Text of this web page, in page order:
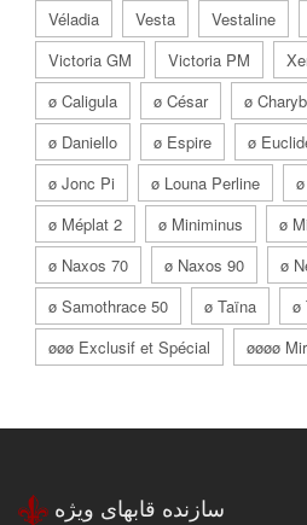
Véladia
Vesta Vestaline
Victoria GM
Victoria PM
ø Caligula
ø César ø
ø Daniello
ø Espire ø
ø Jonc Pi
ø Louna Perline
ø Méplat 2
ø Miniminus ø
ø Naxos 70
ø Naxos 90 ø
ø Samothrace 50
ø Taïna ø
øøø Exclusif et Spécial
øøøø
سازنده قابهاى ويژه